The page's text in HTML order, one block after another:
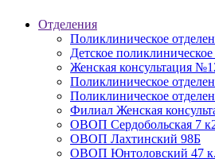
Отделения
Поликлиническое
Детское
Женская консультация
Поликлиническое
Поликлиническое
Филиал Женская
ОВОП Сердобольская 7
ОВОП Лахтинский 98Б
ОВОП Юнтоловский 47